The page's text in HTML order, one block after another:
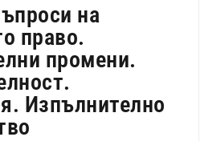
на
право.
промени.
Изпълнително